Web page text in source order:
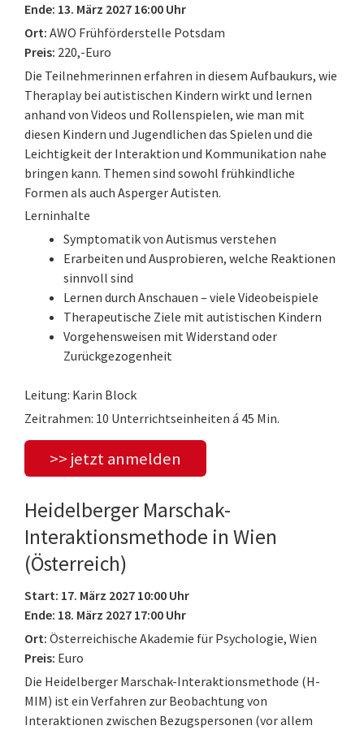
Ende: 13. März 2027 16:00 Uhr
Ort: AWO Frühförderstelle Potsdam
Preis: 220,-Euro
Die Teilnehmerinnen erfahren in diesem Aufbaukurs, wie
Theraplay bei autistischen Kindern wirkt und lernen
anhand von Videos und Rollenspielen, wie man mit
diesen Kindern und Jugendlichen das Spielen und die
Leichtigkeit der Interaktion und Kommunikation nahe
bringen kann. Themen sind sowohl frühkindliche
Formen als auch Asperger Autisten.
Lerninhalte
Symptomatik von Autismus verstehen
Erarbeiten und Ausprobieren, welche Reaktionen
sinnvoll sind
Lernen durch Anschauen – viele Videobeispiele
Therapeutische Ziele mit autistischen Kindern
Vorgehensweisen mit Widerstand oder
Zurückgezogenheit
Leitung: Karin Block
Zeitrahmen: 10 Unterrichtseinheiten á 45 Min.
>> jetzt anmelden
Heidelberger Marschak-
Interaktionsmethode in Wien
(Österreich)
Start: 17. März 2027 10:00 Uhr
Ende: 18. März 2027 17:00 Uhr
Ort: Österreichische Akademie für Psychologie, Wien
Preis: Euro
Die Heidelberger Marschak-Interaktionsmethode (H-
MIM) ist ein Verfahren zur Beobachtung von
Interaktionen zwischen Bezugspersonen (vor allem